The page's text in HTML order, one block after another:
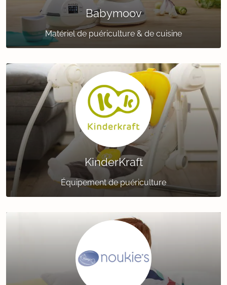
Babymoov
Matériel de puériculture & de cuisine
KinderKraft
Équipement de puériculture